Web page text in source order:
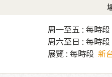
周一至五 : 每時段
周六至日 : 每時段
展覽 : 每時段 新